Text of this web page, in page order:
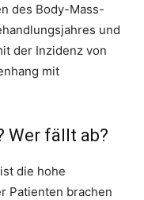
des Body-Mass-
und
der Inzidenz von
mit
Wer fällt ab?
die hohe
Patienten brachen